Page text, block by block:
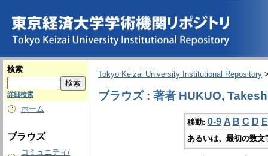
検索
詳細検索
ホーム
ブラウズ
コミュニティ/
Tokyo Keizai University Institutional Repository
ブラウズ : 著者 HUKUO,
移動: 0-9 A B C D E
あるいは、最初の数